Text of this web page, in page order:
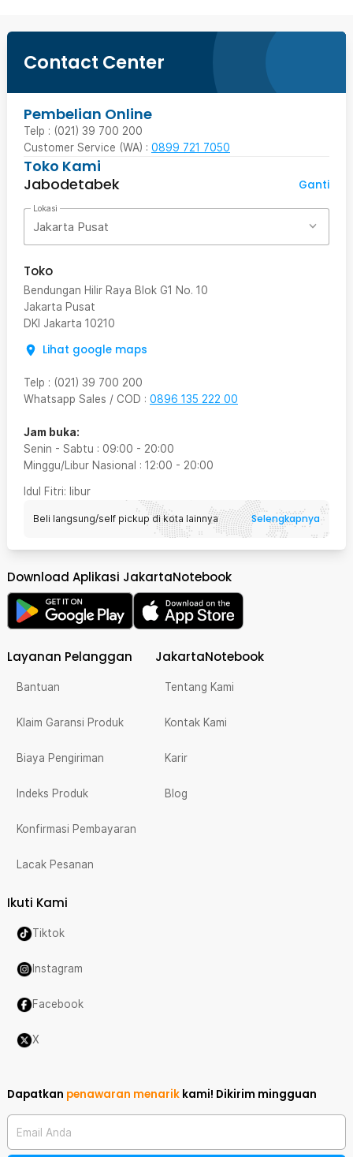
Contact Center
Pembelian Online
Telp : (021) 39 700 200
Customer Service (WA) : 0899 721 7050
Toko Kami
Jabodetabek
Ganti
Lokasi
Jakarta Pusat
Toko
Bendungan Hilir Raya Blok G1 No. 10
Jakarta Pusat
DKI Jakarta 10210
Lihat google maps
Telp : (021) 39 700 200
Whatsapp Sales / COD : 0896 135 222 00
Jam buka:
Senin - Sabtu : 09:00 - 20:00
Minggu/Libur Nasional : 12:00 - 20:00
Idul Fitri: libur
Beli langsung/self pickup di kota lainnya Selengkapnya
Download Aplikasi JakartaNotebook
Layanan Pelanggan
Bantuan
Klaim Garansi Produk
Biaya Pengiriman
Indeks Produk
Konfirmasi Pembayaran
Lacak Pesanan
JakartaNotebook
Tentang Kami
Kontak Kami
Karir
Blog
Ikuti Kami
Tiktok
Instagram
Facebook
X
Dapatkan penawaran menarik kami! Dikirim mingguan
Email Anda